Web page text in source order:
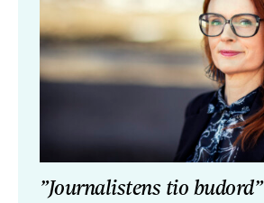
”Journalistens tio budord”